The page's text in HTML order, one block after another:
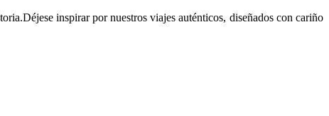
inspirar por nuestros viajes auténticos, diseñados con cariño